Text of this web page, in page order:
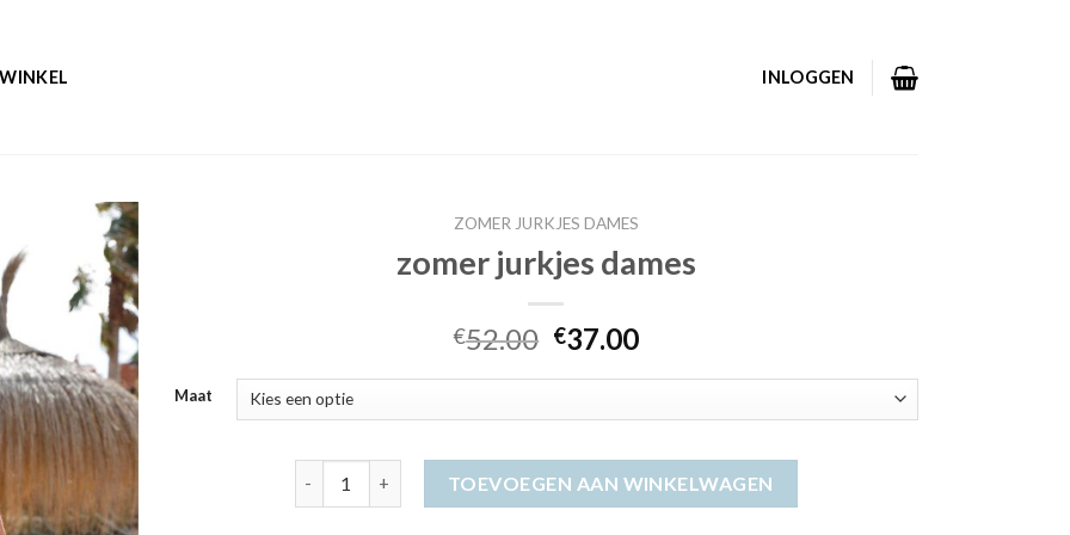
WINKEL INLOGGEN
ZOMER JURKJES DAMES
zomer jurkjes dames
€52.00 €37.00
Maat
TOEVOEGEN AAN WINKELWAGEN